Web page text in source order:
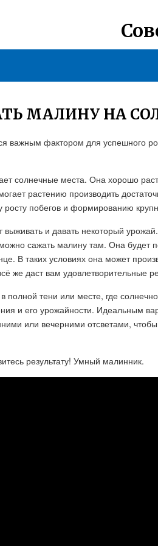
МАЛИНУ НА
важным фактором для успешного
солнечные места. Она хорошо
растению производить
росту побегов и формированию
и давать некоторый урожай.
сажать малину там. Она будет
В таких условиях она может
же даст вам удовлетворительные
полной тени или месте, где
и его урожайности. Идеальным
или вечерними отсветами,
результату! Умный малинник.